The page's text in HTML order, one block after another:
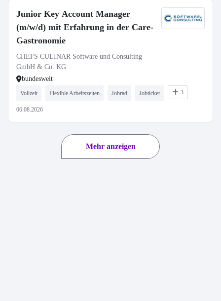
Junior Key Account Manager
(m/w/d) mit Erfahrung in der Care-
Gastronomie
CHEFS CULINAR Software und Consulting
GmbH & Co. KG
bundesweit
Vollzeit Flexible Arbeitszeiten Jobrad Jobticket 3
06.08.2026
Mehr anzeigen